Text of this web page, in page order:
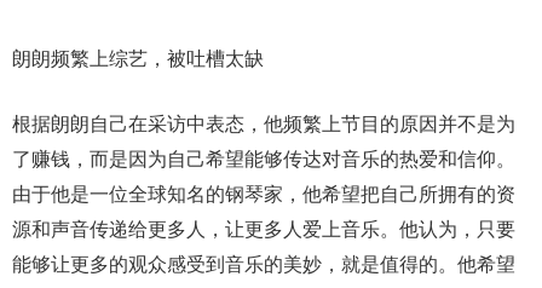
朗朗频繁上综艺，被吐槽太缺
根据朗朗自己在采访中表态，他频繁上节目的原因并不是为
了赚钱，而是因为自己希望能够传达对音乐的热爱和信仰。
由于他是一位全球知名的钢琴家，他希望把自己所拥有的资
源和声音传递给更多人，让更多人爱上音乐。他认为，只要
能够让更多的观众感受到音乐的美妙，就是值得的。他希望